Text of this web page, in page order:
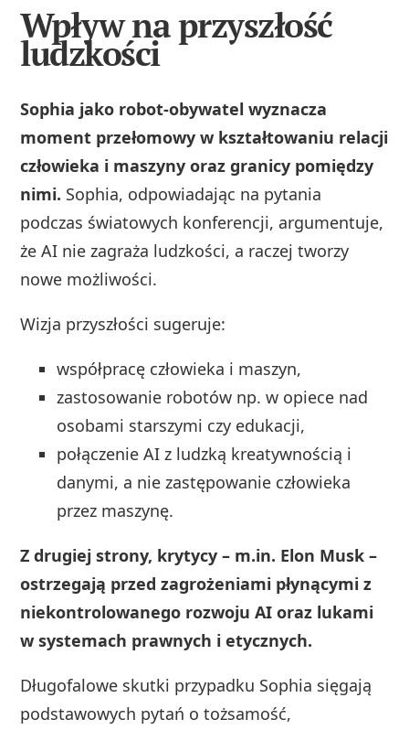
Wpływ na przyszłość
ludzkości
Sophia jako robot-obywatel wyznacza
moment przełomowy w kształtowaniu relacji
człowieka i maszyny oraz granicy pomiędzy
nimi. Sophia, odpowiadając na pytania
podczas światowych konferencji, argumentuje,
że AI nie zagraża ludzkości, a raczej tworzy
nowe możliwości.
Wizja przyszłości sugeruje:
współpracę człowieka i maszyn,
zastosowanie robotów np. w opiece nad
osobami starszymi czy edukacji,
połączenie AI z ludzką kreatywnością i
danymi, a nie zastępowanie człowieka
przez maszynę.
Z drugiej strony, krytycy – m.in. Elon Musk –
ostrzegają przed zagrożeniami płynącymi z
niekontrolowanego rozwoju AI oraz lukami
w systemach prawnych i etycznych.
Długofalowe skutki przypadku Sophia sięgają
podstawowych pytań o tożsamość,